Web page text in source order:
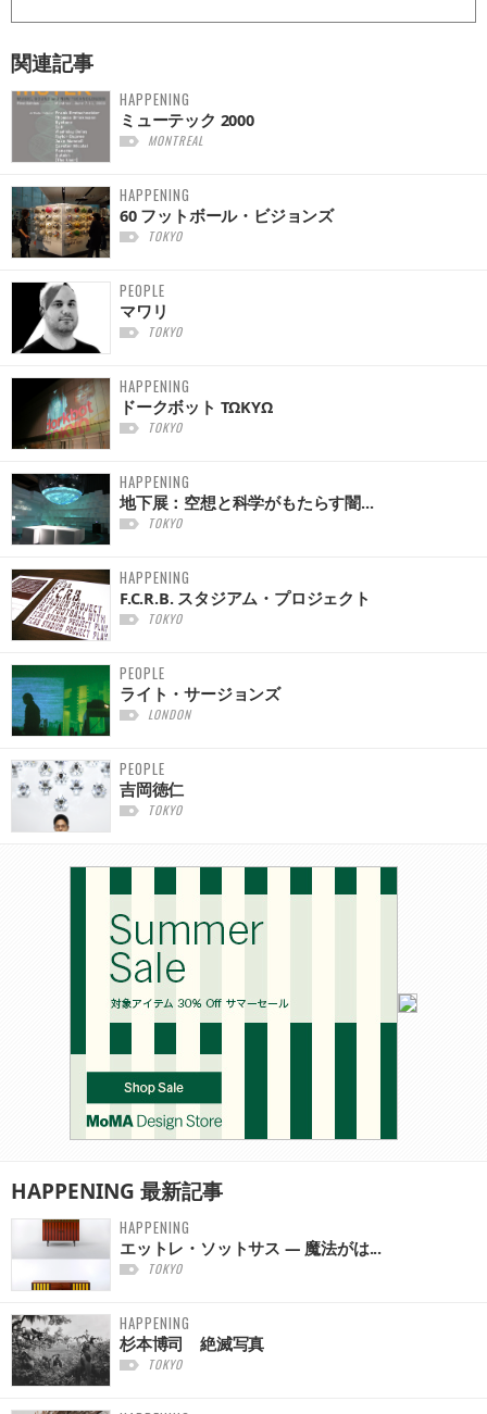
関連記事
HAPPENING
ミューテック 2000
MONTREAL
HAPPENING
60 フットボール・ビジョンズ
TOKYO
PEOPLE
マワリ
TOKYO
HAPPENING
ドークボット TΩKYΩ
TOKYO
HAPPENING
地下展：空想と科学がもたらす闇...
TOKYO
HAPPENING
F.C.R.B. スタジアム・プロジェクト
TOKYO
PEOPLE
ライト・サージョンズ
LONDON
PEOPLE
吉岡徳仁
TOKYO
HAPPENING 最新記事
HAPPENING
エットレ・ソットサス — 魔法がは...
TOKYO
HAPPENING
杉本博司 絶滅写真
TOKYO